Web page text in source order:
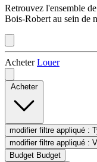
Retrouvez l'ensemble
Bois-Robert au sein de
AcheterLouer
Acheter
modifier filtre appliqué :
modifier filtre appliqué :
Budget Budget